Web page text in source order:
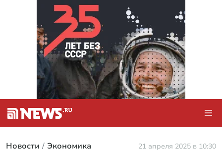
Новости Экономика 21 апреля 2025 в 10:30